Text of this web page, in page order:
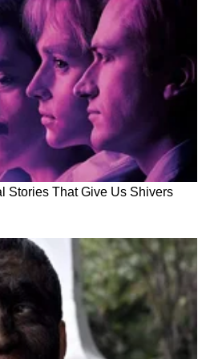
कामं
मिळवा जबरदस्त
घालून होईल हवा